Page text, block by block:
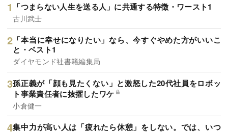
「つまらない人生を送る人」に共通する特徴・ワースト1
古川武士
「本当に幸せになりたい」なら、今すぐやめた方がいいこ
と・ベスト1
ダイヤモンド社書籍編集局
孫正義が「顔も見たくない」と激怒した20代社員をロボッ
ト事業責任者に抜擢したワケ
小倉健一
集中力が高い人は「疲れたら休憩」をしない。では、いつ